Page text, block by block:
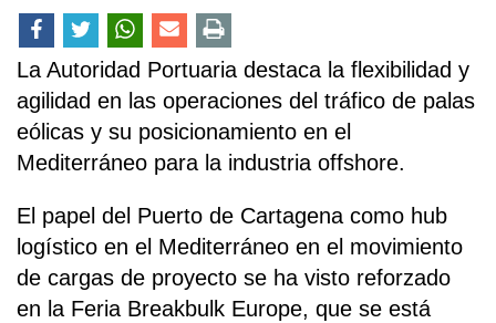
La Autoridad Portuaria destaca la flexibilidad y
agilidad en las operaciones del tráfico de palas
eólicas y su posicionamiento en el
Mediterráneo para la industria offshore.
El papel del Puerto de Cartagena como hub
logístico en el Mediterráneo en el movimiento
de cargas de proyecto se ha visto reforzado
en la Feria Breakbulk Europe, que se está